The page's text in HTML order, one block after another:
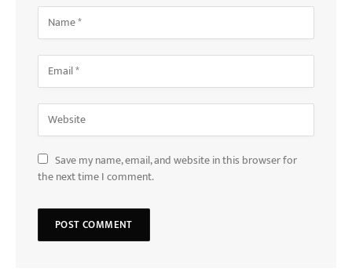
Save my name, email, and website in this browser for
the next time I comment.